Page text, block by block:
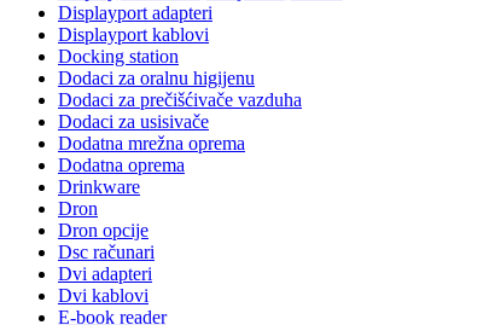
Displayport adapteri
Displayport kablovi
Docking station
Dodaci za oralnu higijenu
Dodaci za prečišćivače vazduha
Dodaci za usisivače
Dodatna mrežna oprema
Dodatna oprema
Drinkware
Dron
Dron opcije
Dsc računari
Dvi adapteri
Dvi kablovi
E-book reader